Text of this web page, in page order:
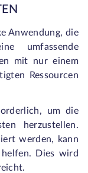
Anwendung, die
umfassende
mit nur einem
Ressourcen
um die
herzustellen.
werden, kann
Dies wird